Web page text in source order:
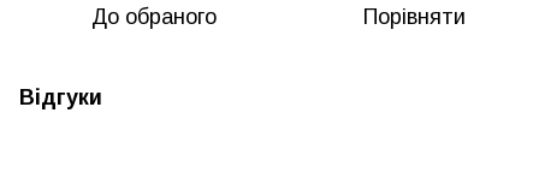
До обраного Порівняти
Відгуки